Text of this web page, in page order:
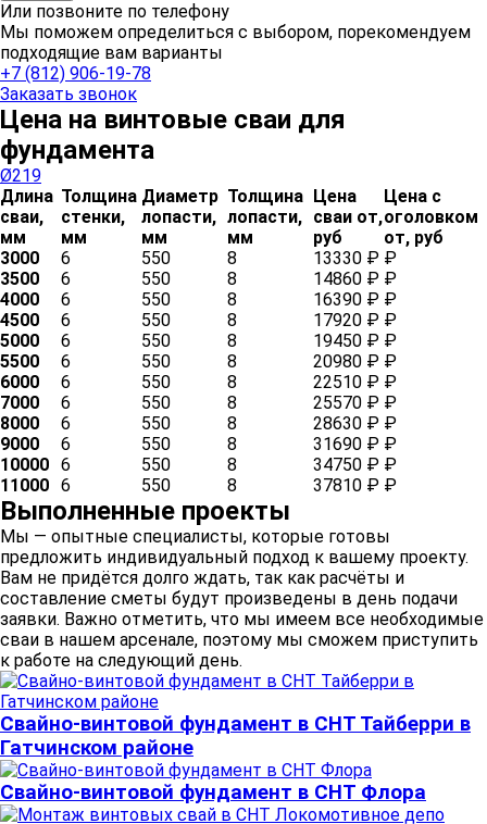
Или позвоните по телефону
Мы поможем определиться с выбором, порекомендуем
подходящие вам варианты
+7 (812) 906-19-78
Заказать звонок
Цена на винтовые сваи для
фундамента
Ø219
Длина
сваи,
мм
Толщина
стенки,
мм
Диаметр
лопасти,
мм
Толщина
лопасти,
мм
Цена
сваи от,
руб
Цена с
оголовком
от, руб
3000
6 550 8 13330 ₽ ₽
3500
6 550 8 14860 ₽ ₽
4000
6 550 8 16390 ₽ ₽
4500
6 550 8 17920 ₽ ₽
5000
6 550 8 19450 ₽ ₽
5500
6 550 8 20980 ₽ ₽
6000
6 550 8 22510 ₽ ₽
7000
6 550 8 25570 ₽ ₽
8000
6 550 8 28630 ₽ ₽
9000
6 550 8 31690 ₽ ₽
10000 6 550 8 34750 ₽ ₽
11000 6 550 8 37810 ₽ ₽
Выполненные проекты
Мы — опытные специалисты, которые готовы
предложить индивидуальный подход к вашему проекту.
Вам не придётся долго ждать, так как расчёты и
составление сметы будут произведены в день подачи
заявки. Важно отметить, что мы имеем все необходимые
сваи в нашем арсенале, поэтому мы сможем приступить
к работе на следующий день.
Свайно-винтовой фундамент в СНТ Тайберри в
Гатчинском районе
Свайно-винтовой фундамент в СНТ Флора